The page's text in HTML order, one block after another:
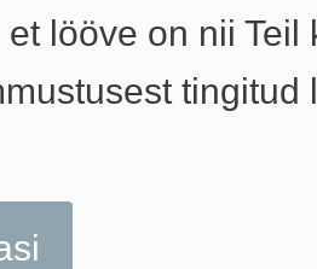
lööve on nii Teil
tingitud